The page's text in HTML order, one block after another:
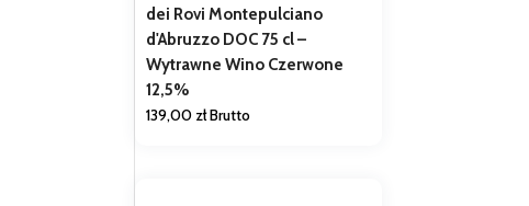
dei Rovi Montepulciano
d'Abruzzo DOC 75 cl –
Wytrawne Wino Czerwone
12,5%
139,00 złBrutto